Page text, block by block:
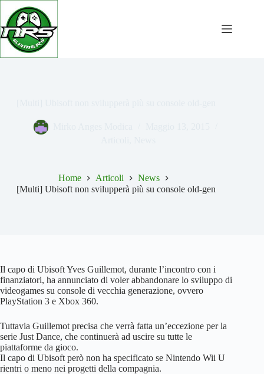
Salta
contenuto
Home Articoli
News
[Multi] Ubisoft non svilupperà più su console old-gen
Il capo di Ubisoft Yves Guillemot, durante l’incontro con i
finanziatori, ha annunciato di voler abbandonare lo sviluppo di
videogames su console di vecchia generazione, ovvero
PlayStation 3 e Xbox 360.
Tuttavia Guillemot precisa che verrà fatta un’eccezione per la
serie Just Dance, che continuerà ad uscire su tutte le
piattaforme da gioco.
Il capo di Ubisoft però non ha specificato se Nintendo Wii U
rientri o meno nei progetti della compagnia.